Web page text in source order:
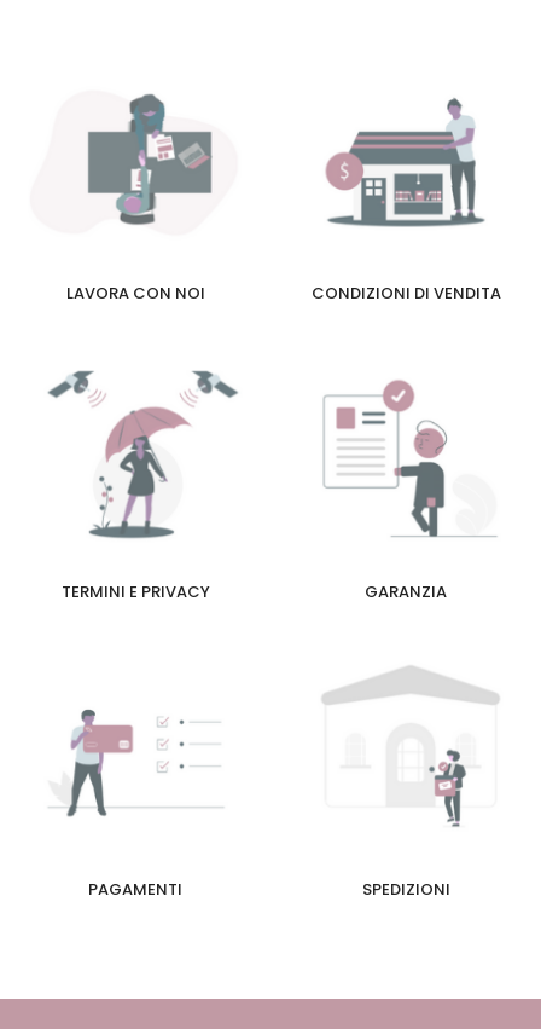
LAVORA CON NOI CONDIZIONI DI VENDITA
TERMINI E PRIVACY GARANZIA
PAGAMENTI SPEDIZIONI